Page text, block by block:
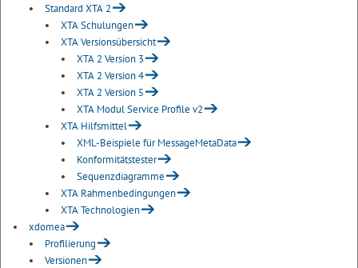
Standard XTA 2
XTA Schulungen
XTA Versionsübersicht
XTA 2 Version 3
XTA 2 Version 4
XTA 2 Version 5
XTA Modul Service Profile v2
XTA Hilfsmittel
XML-Beispiele für MessageMetaData
Konformitätstester
Sequenzdiagramme
XTA Rahmenbedingungen
XTA Technologien
xdomea
Profilierung
Versionen